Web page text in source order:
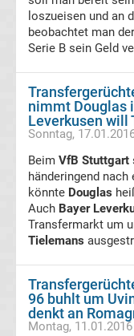
Schalke
04
Transfergerüchte
SpVgg
Greuther
Fürth
SpVgg
Unterhaching
loszueisen und an
beobachtet man
Serie B sein Geld
nimmt Douglas
Leverkusen will
Sonntag,
Beim VfB Stuttgart
händeringend nach
könnte Douglas
Auch Bayer
Transfermarkt um
Tielemans
96 buhlt um
denkt an
Montag,